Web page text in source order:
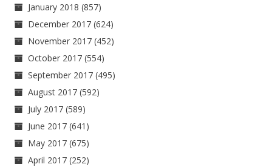
January 2018 (857)
December 2017 (624)
November 2017 (452)
October 2017 (554)
September 2017 (495)
August 2017 (592)
July 2017 (589)
June 2017 (641)
May 2017 (675)
April 2017 (252)